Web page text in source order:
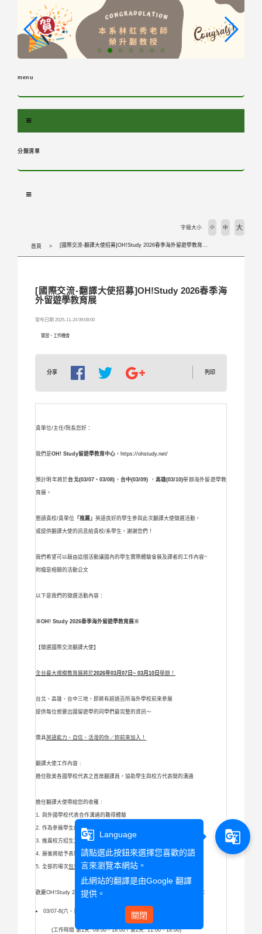
menu
分類清單
首頁 [國際交流-翻譯大使招募]OH!Study 2026春季海外留遊學教育展
字級大小 小 中 大
[國際交流-翻譯大使招募]OH!Study 2026春季海
外留遊學教育展
發布日期 2025-11-24 09:08:00
實習、工作機會
分享 列印
貴單位/主任/院長您好：
我們是OH! Study留遊學教育中心 。 https://ohstudy.net/
預計明年將於台北(03/07、03/08) ， 台中(03/09) ， 高雄(03/10)舉辦海外留遊學教
育展。
懇請貴校/貴單位 「推薦」 英語良好的學生參與此次翻譯大使徵選活動，
或提供翻譯大使的訊息給貴校/系學生，謝謝您們！
我們希望可以藉由這個活動讓國內的學生實際體驗會展及譯者的工作內容~
附檔是相關的活動公文
以下是我們的徵選活動內容：
※OH! Study 2026春季海外留遊學教育展※
【徵選國際交流翻譯大使】
全台最大規模教育展將於2026年03月07日~ 03月10日 舉辦！
台北、高雄、台中三地，即將有超過百所海外學校前來參展
提供每位想要出國留遊學的同學們最完整的資訊～
需具英語能力、自信、活潑的你／妳前來加入！
翻譯大使工作內容 :
擔任歐美各國學校代表之首席翻譯員，協助學生與校方代表間的溝通
擔任翻譯大使帶給您的收穫 :
1. 與外國學校代表合作溝通的難得體驗
2. 作為參展學生的溝通橋樑，訓練臨場反應與即時口譯技巧
3. 推廣校方招生方案，磨練自身業務能力
4. 展後將給予表現優良之翻譯大使工作證書乙份
5. 全部的場次包含勞保費用，不需額外自付
歡慶OH!Study 2026春季留遊學教育展定在03/07-03/10場次及日期如下：
03/07-8(六、日)台北場
(工作時間 第1天: 09:00 - 18:00 / 第2天: 11:00 - 18:00)
g_translate
Language
請點選此按鈕來選擇您喜歡的語
言來瀏覽本網站。
此網站的翻譯是由Google 翻譯
提供。
關閉
g_translate